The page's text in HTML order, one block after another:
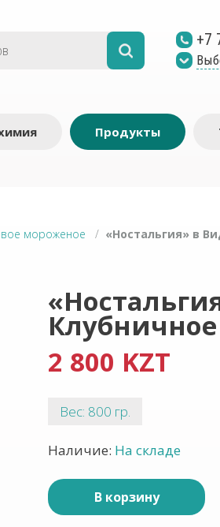
+7
Продукты
мороженое / «Ностальгия» в
Клубничное
2 800 KZT
Вес: 800 гр.
Наличие: На складе
В корзину